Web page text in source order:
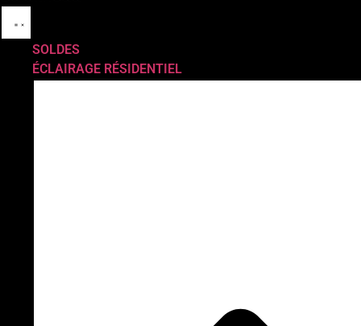
SOLDES
ÉCLAIRAGE RÉSIDENTIEL